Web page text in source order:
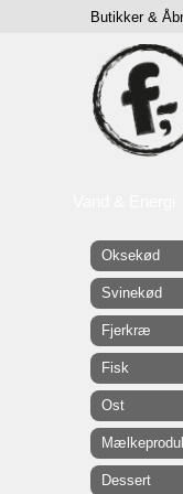
Oksekød
Svinekød
Fjerkræ
Fisk
Ost
Dessert
Butikker &